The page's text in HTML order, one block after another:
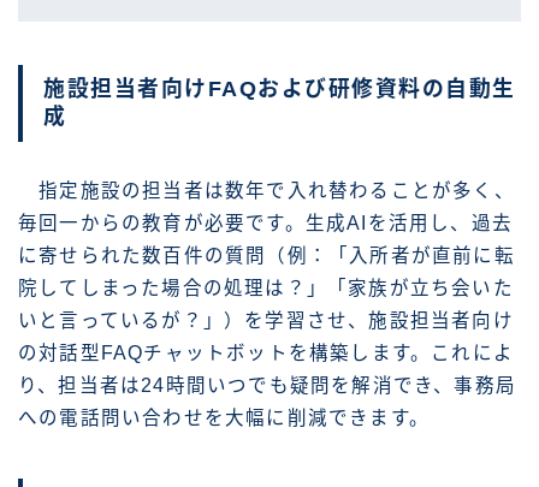
施設担当者向けFAQおよび研修資料の自動生
成
指定施設の担当者は数年で入れ替わることが多く、
毎回一からの教育が必要です。生成AIを活用し、過去
に寄せられた数百件の質問（例：「入所者が直前に転
院してしまった場合の処理は？」「家族が立ち会いた
いと言っているが？」）を学習させ、施設担当者向け
の対話型FAQチャットボットを構築します。これによ
り、担当者は24時間いつでも疑問を解消でき、事務局
への電話問い合わせを大幅に削減できます。